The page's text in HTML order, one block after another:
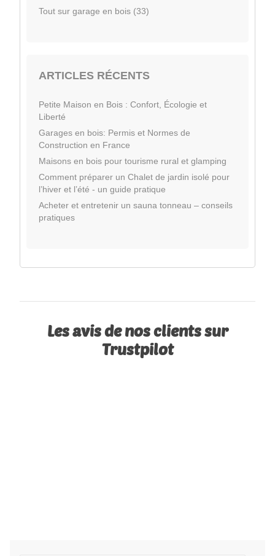
Tout sur garage en bois (33)
ARTICLES RÉCENTS
Petite Maison en Bois : Confort, Écologie et
Liberté
Garages en bois: Permis et Normes de
Construction en France
Maisons en bois pour tourisme rural et glamping
Comment préparer un Chalet de jardin isolé pour
l’hiver et l’été - un guide pratique
Acheter et entretenir un sauna tonneau – conseils
pratiques
Les avis de nos clients sur
Trustpilot